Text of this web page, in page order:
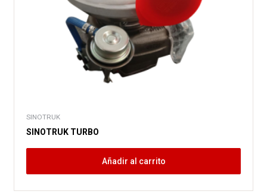
SINOTRUK
SINOTRUK TURBO
Añadir al carrito